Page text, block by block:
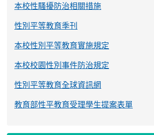
本校性騷擾防治相關措施
性別平等教育季刊
本校性別平等教育實施規定
本校校園性別事件防治規定
性別平等教育全球資訊網
教育部性平教育受理學生提案表單